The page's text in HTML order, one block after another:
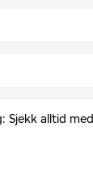
Sjekk alltid